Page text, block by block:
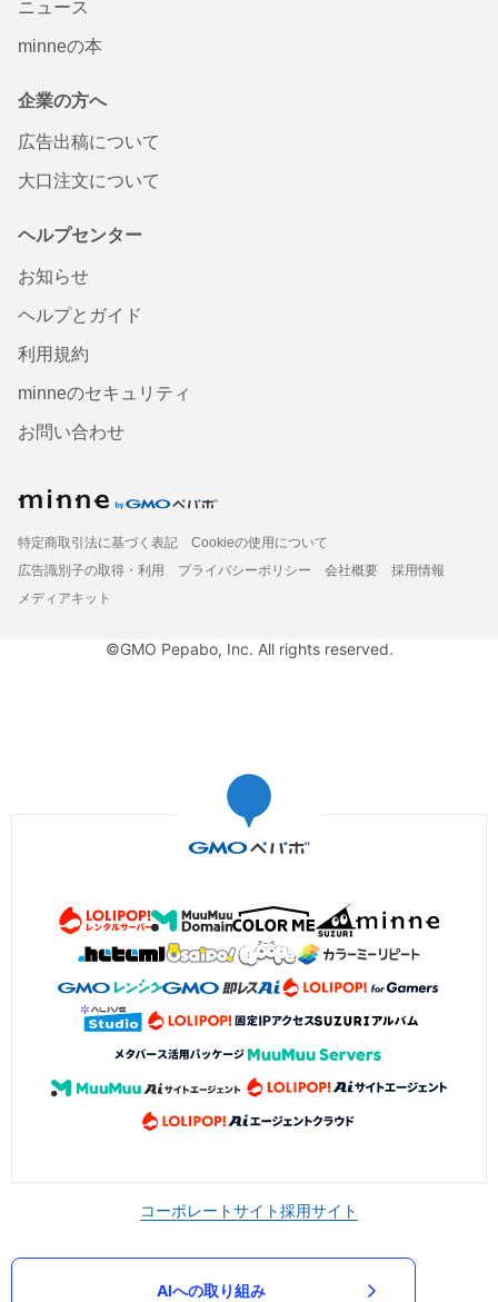
ニュース
minneの本
企業の方へ
広告出稿について
大口注文について
ヘルプセンター
お知らせ
ヘルプとガイド
利用規約
minneのセキュリティ
お問い合わせ
特定商取引法に基づく表記
Cookieの使用について
広告識別子の取得・利用
プライバシーポリシー 会社概要
採用情報
メディアキット
©GMO Pepabo, Inc. All rights reserved.
コーポレートサイト採用サイト
AIへの取り組み